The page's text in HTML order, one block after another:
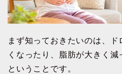
まず知っておきたいのは、
くなったり、脂肪が大きく
ということです。